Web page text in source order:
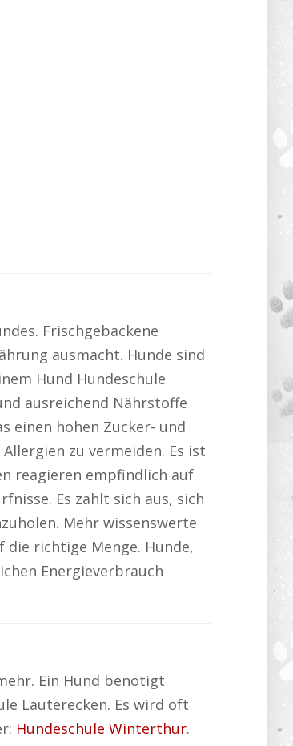
Frischgebackene
ausmacht. Hunde sind
Hund Hundeschule
ausreichend Nährstoffe
einen hohen Zucker- und
zu vermeiden. Es ist
reagieren empfindlich auf
Es zahlt sich aus, sich
Mehr wissenswerte
richtige Menge. Hunde,
Energieverbrauch
Ein Hund benötigt
Lauterecken. Es wird oft
Hundeschule Winterthur.